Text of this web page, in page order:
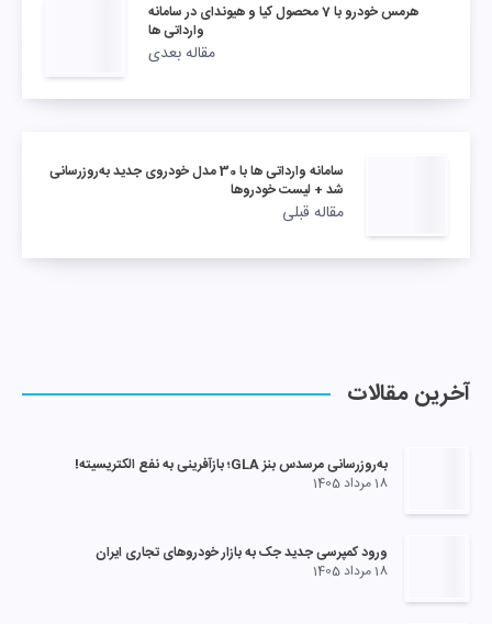
هرمس خودرو با 7 محصول کیا و هیوندای در سامانه
وارداتی ها
مقاله بعدی
سامانه وارداتی‌ ها با 30 مدل خودروی جدید به‌روزرسانی
شد + لیست خودروها
مقاله قبلی
آخرین مقالات
به‌روزرسانی مرسدس بنز GLA؛ بازآفرینی به نفع الکتریسیته!
18 مرداد 1405
ورود کمپرسی جدید جک به بازار خودروهای تجاری ایران
18 مرداد 1405